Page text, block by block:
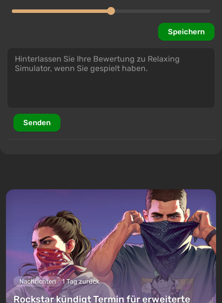
Speichern
Senden
Nachrichten 1 Tag zurück
Rockstar kündigt Termin für erweiterte